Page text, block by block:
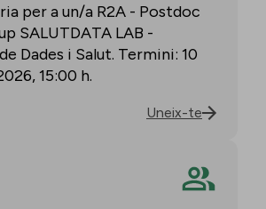
per a un/a R2A - Postdoc
SALUTDATA LAB -
Dades i Salut. Termini: 10
15:00 h.
Uneix-te